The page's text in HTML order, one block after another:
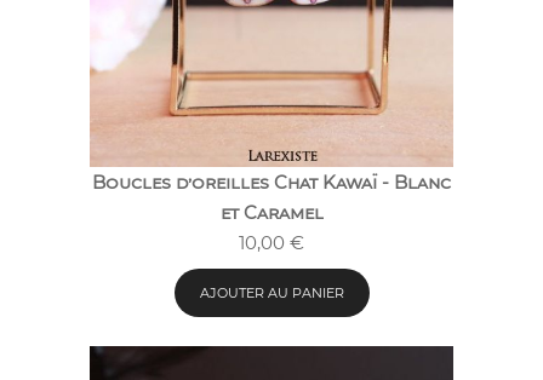
Boucles d’oreilles Chat Kawaï - Blanc
et Caramel
10,00 €
AJOUTER AU PANIER